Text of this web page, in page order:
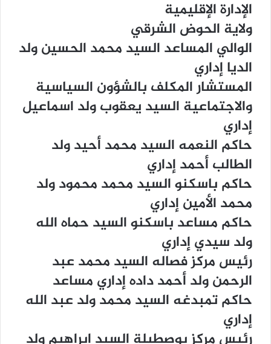
ﺍﻹﺩﺍﺭﺓ ﺍﻹﻗﻠﻴﻤﻴﺔ
ﻭﻻﻳﺔ ﺍﻟﺤﻮﺽ ﺍﻟﺸﺮﻗﻲ
ﺍﻟﻮﺍﻟﻲ ﺍﻟﻤﺴﺎﻋﺪ ﺍﻟﺴﻴﺪ ﻣﺤﻤﺪ ﺍﻟﺤﺴﻴﻦ ﻭﻟﺪ
ﺍﻟﺪﻳﺎ ﺇﺩﺍﺭﻱ
ﺍﻟﻤﺴﺘﺸﺎﺭ ﺍﻟﻤﻜﻠﻒ ﺑﺎﻟﺸﺆﻭﻥ ﺍﻟﺴﻴﺎﺳﻴﺔ
ﻭﺍﻻﺟﺘﻤﺎﻋﻴﺔ ﺍﻟﺴﻴﺪ ﻳﻌﻘﻮﺏ ﻭﻟﺪ ﺍﺳﻤﺎﻋﻴﻞ
ﺇﺩﺍﺭﻱ
ﺣﺎﻛﻢ ﺍﻟﻨﻌﻤﻪ ﺍﻟﺴﻴﺪ ﻣﺤﻤﺪ ﺃﺣﻴﺪ ﻭﻟﺪ
ﺍﻟﻄﺎﻟﺐ ﺃﺣﻤﺪ ﺇﺩﺍﺭﻱ
ﺣﺎﻛﻢ ﺑﺎﺳﻜﻨﻮ ﺍﻟﺴﻴﺪ ﻣﺤﻤﺪ ﻣﺤﻤﻮﺩ ﻭﻟﺪ
ﻣﺤﻤﺪ ﺍﻷﻣﻴﻦ ﺇﺩﺍﺭﻱ
ﺣﺎﻛﻢ ﻣﺴﺎﻋﺪ ﺑﺎﺳﻜﻨﻮ ﺍﻟﺴﻴﺪ ﺣﻤﺎﻩ ﺍﻟﻠﻪ
ﻭﻟﺪ ﺳﻴﺪﻱ ﺇﺩﺍﺭﻱ
ﺭﺋﻴﺲ ﻣﺮﻛﺰ ﻓﺼﺎﻟﻪ ﺍﻟﺴﻴﺪ ﻣﺤﻤﺪ ﻋﺒﺪ
ﺍﻟﺮﺣﻤﻦ ﻭﻟﺪ ﺃﺣﻤﺪ ﺩﺍﺩﻩ ﺇﺩﺍﺭﻱ ﻣﺴﺎﻋﺪ
ﺣﺎﻛﻢ ﺗﻤﺒﺪﻏﻪ ﺍﻟﺴﻴﺪ ﻣﺤﻤﺪ ﻭﻟﺪ ﻋﺒﺪ ﺍﻟﻠﻪ
ﺇﺩﺍﺭﻱ